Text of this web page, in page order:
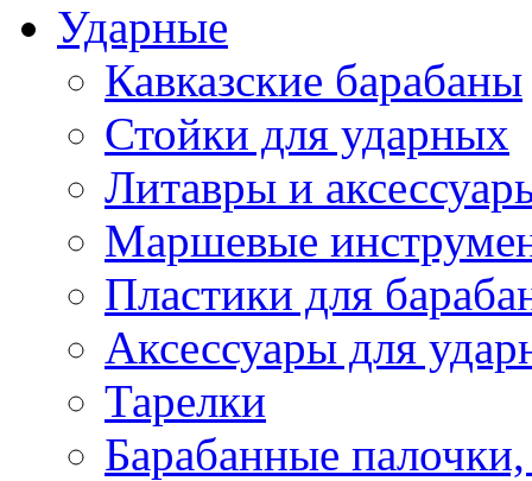
Ударные
Кавказские барабаны
Стойки для ударных
Литавры и
Маршевые
Пластики для
Аксессуары для
Тарелки
Барабанные палочки,